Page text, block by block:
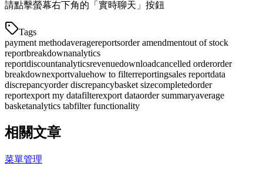
請點擊螢幕右下角的「實時聊天」按鈕
Tags
payment methodaveragereportsorder amendmentout of stock
reportbreakdownanalytics
reportdiscountanalyticsrevenuedownloadcancelled orderorder
breakdownexportvaluehow to filterreportingsales reportdata
discrepancyorder discrepancybasket sizecompletedorder
reportexport my datafilterexport dataorder summaryaverage
basketanalytics tabfilter functionality
相關文章
菜單管理